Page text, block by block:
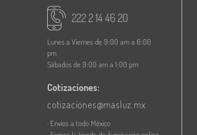
222 2 14 46 20
Lunes a Viernes de 9:00 am a 6:00
pm
Sábados de 9:00 am a 1:00 pm
Cotizaciones:
cotizaciones@masluz.mx
· Envíos a todo México